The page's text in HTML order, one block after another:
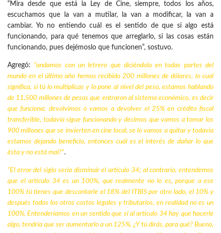
“Mira desde que está la Ley de Cine, siempre, todos los años,
escuchamos que la van a mutilar, la van a modificar, la van a
cambiar. Yo no entiendo cuál es el sentido de que si algo está
funcionando, para qué tenemos que arreglarlo, si las cosas están
funcionando, pues dejémoslo que funcionen”, sostuvo.
Agregó: “andamos con un letrero que diciéndolo en todas partes del
mundo en el último año hemos recibido 200 millones de dólares, lo cual
significa, si tú lo multiplicas y lo pone al nivel del peso, estamos hablando
de 11,500 millones de pesos que entraron al sistema económico, es decir
que funciona; devolvimos o vamos a devolver el 25% en crédito fiscal
transferible, todavía sigue funcionando y decimos que vamos a tomar los
900 millones que se invierten en cine local, se lo vamos a quitar y todavía
estamos dejando beneficio, entonces cuál es el interés de dañar lo que
ésta y no está mal?”.
“El error del siglo sería disminuir el artículo 34; al contrario, entendemos
que el artículo 34 es un 100%, que realmente no lo es, porque a ese
100% tú tienes que descontarle el 18% del ITBIS por otro lado, el 10% y
después todos los otros costos legales y tributarios, en realidad no es un
100%. Entenderíamos en un sentido que sí al artículo 34 hay que hacerle
algo, tendría que ser aumentarlo a un 125%. ¿Y tú dirás, para qué? Bueno,